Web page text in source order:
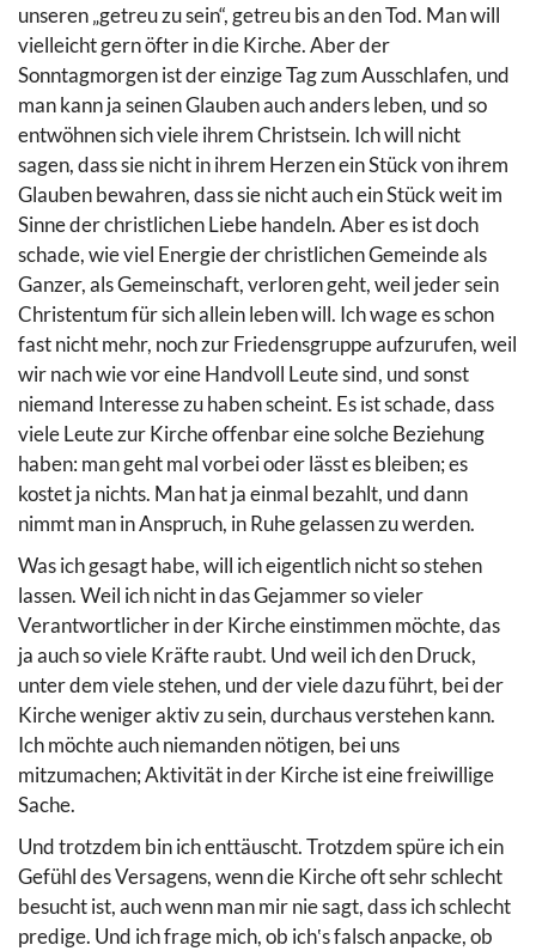
unseren „getreu zu sein“, getreu bis an den Tod. Man will
vielleicht gern öfter in die Kirche. Aber der
Sonntagmorgen ist der einzige Tag zum Ausschlafen, und
man kann ja seinen Glauben auch anders leben, und so
entwöhnen sich viele ihrem Christsein. Ich will nicht
sagen, dass sie nicht in ihrem Herzen ein Stück von ihrem
Glauben bewahren, dass sie nicht auch ein Stück weit im
Sinne der christlichen Liebe handeln. Aber es ist doch
schade, wie viel Energie der christlichen Gemeinde als
Ganzer, als Gemeinschaft, verloren geht, weil jeder sein
Christentum für sich allein leben will. Ich wage es schon
fast nicht mehr, noch zur Friedensgruppe aufzurufen, weil
wir nach wie vor eine Handvoll Leute sind, und sonst
niemand Interesse zu haben scheint. Es ist schade, dass
viele Leute zur Kirche offenbar eine solche Beziehung
haben: man geht mal vorbei oder lässt es bleiben; es
kostet ja nichts. Man hat ja einmal bezahlt, und dann
nimmt man in Anspruch, in Ruhe gelassen zu werden.
Was ich gesagt habe, will ich eigentlich nicht so stehen
lassen. Weil ich nicht in das Gejammer so vieler
Verantwortlicher in der Kirche einstimmen möchte, das
ja auch so viele Kräfte raubt. Und weil ich den Druck,
unter dem viele stehen, und der viele dazu führt, bei der
Kirche weniger aktiv zu sein, durchaus verstehen kann.
Ich möchte auch niemanden nötigen, bei uns
mitzumachen; Aktivität in der Kirche ist eine freiwillige
Sache.
Und trotzdem bin ich enttäuscht. Trotzdem spüre ich ein
Gefühl des Versagens, wenn die Kirche oft sehr schlecht
besucht ist, auch wenn man mir nie sagt, dass ich schlecht
predige. Und ich frage mich, ob ich‛s falsch anpacke, ob